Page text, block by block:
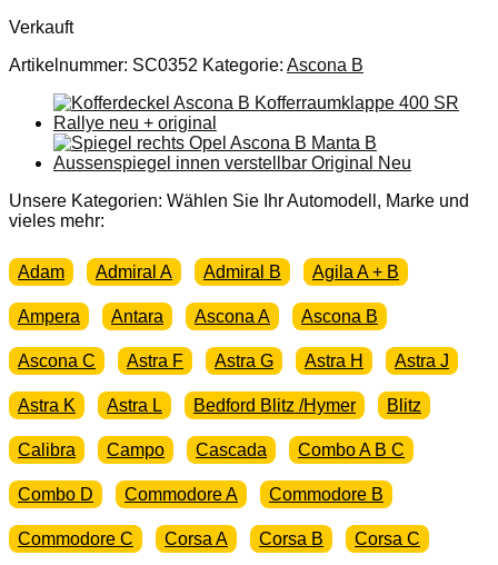
Verkauft
Artikelnummer: SC0352 Kategorie: Ascona B
Unsere Kategorien: Wählen Sie Ihr Automodell, Marke und
vieles mehr:
Adam Admiral A Admiral B Agila A + B
Ampera Antara Ascona A Ascona B
Ascona C Astra F Astra G Astra H Astra J
Astra K Astra L Bedford Blitz /Hymer Blitz
Calibra Campo Cascada Combo A B C
Combo D Commodore A Commodore B
Commodore C Corsa A Corsa B Corsa C